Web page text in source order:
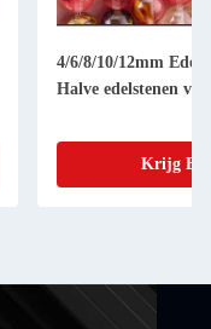
4/6/8/10/12mm
Halve edelstenen
Krijg